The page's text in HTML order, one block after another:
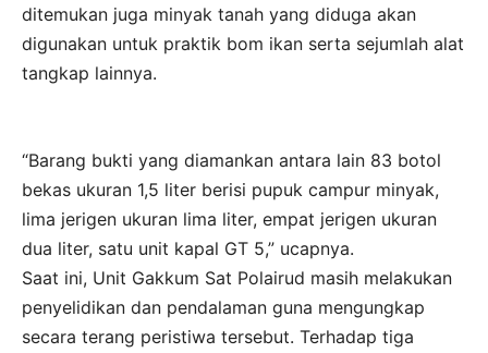
ditemukan juga minyak tanah yang diduga akan
digunakan untuk praktik bom ikan serta sejumlah alat
tangkap lainnya.
“Barang bukti yang diamankan antara lain 83 botol
bekas ukuran 1,5 liter berisi pupuk campur minyak,
lima jerigen ukuran lima liter, empat jerigen ukuran
dua liter, satu unit kapal GT 5,” ucapnya.
Saat ini, Unit Gakkum Sat Polairud masih melakukan
penyelidikan dan pendalaman guna mengungkap
secara terang peristiwa tersebut. Terhadap tiga